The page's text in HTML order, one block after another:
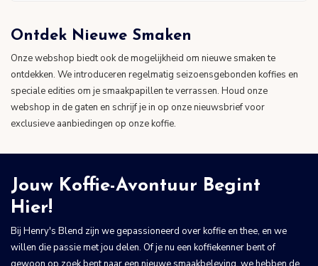
Ontdek Nieuwe Smaken
Onze webshop biedt ook de mogelijkheid om nieuwe smaken te
ontdekken. We introduceren regelmatig seizoensgebonden koffies en
speciale edities om je smaakpapillen te verrassen. Houd onze
webshop in de gaten en schrijf je in op onze nieuwsbrief voor
exclusieve aanbiedingen op onze koffie.
Jouw Koffie-Avontuur Begint
Hier!
Bij Henry's Blend zijn we gepassioneerd over koffie en thee, en we
willen die passie met jou delen. Of je nu een koffiekenner bent of